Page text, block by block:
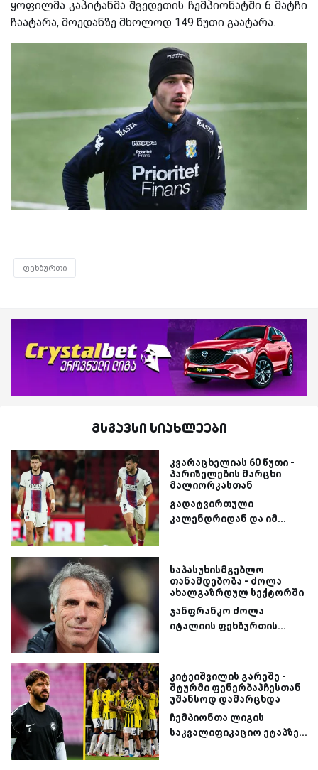
ყოფილმა კაპიტანმა შვედეთის ჩემპიონატში 6 მატჩი
ჩაატარა, მოედანზე მხოლოდ 149 წუთი გაატარა.
ფეხბურთი
მსგავსი სიახლეები
კვარაცხელიას 60 წუთი -
პარიზელების მარცხი
მალიორკასთან
გადატვირთული
კალენდრიდან და იმ...
საპასუხისმგებლო
თანამდებობა - ძოლა
ახალგაზრდულ სექტორში
ჯანფრანკო ძოლა
იტალიის ფეხბურთის...
კიტეიშვილის გარეშე -
შტურმი ფენერბაჰჩესთან
უშანსოდ დამარცხდა
ჩემპიონთა ლიგის
საკვალიფიკაციო ეტაპზე...